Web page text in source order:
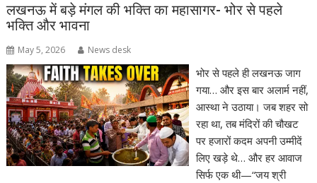
लखनऊ में बड़े मंगल की भक्ति का महासागर- भोर से पहले
भक्ति और भावना
May 5, 2026 News desk
भोर से पहले ही लखनऊ जाग
गया… और इस बार अलार्म नहीं,
आस्था ने उठाया। जब शहर सो
रहा था, तब मंदिरों की चौखट
पर हजारों कदम अपनी उम्मीदें
लिए खड़े थे… और हर आवाज
सिर्फ एक थी—“जय श्री